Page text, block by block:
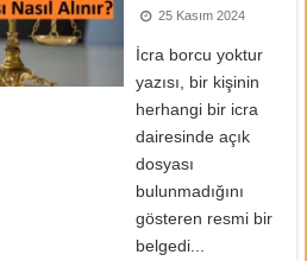
25 Kasım 2024
İcra borcu yoktur
yazısı, bir kişinin
herhangi bir icra
dairesinde açık
dosyası
bulunmadığını
gösteren resmi bir
belgedi...